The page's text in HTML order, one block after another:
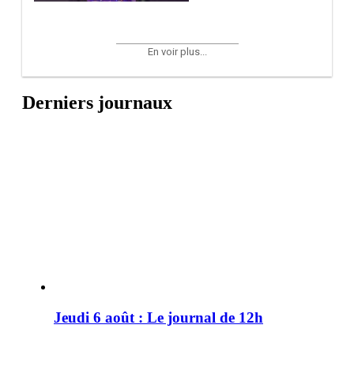
En voir plus...
Derniers journaux
Jeudi 6 août : Le journal de 12h